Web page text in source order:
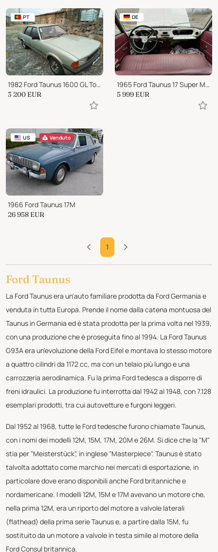
PT
1982 Ford Taunus 1600 GL Touring
3 200 EUR
DE
1965 Ford Taunus 17 Super M/21 Projekt 90%...
5 999 EUR
US Venduto
1966 Ford Taunus 17M
26 958 EUR
1
Ford Taunus
La Ford Taunus era un'auto familiare prodotta da Ford Germania e
venduta in tutta Europa. Prende il nome dalla catena montuosa del
Taunus in Germania ed è stata prodotta per la prima volta nel 1939,
con una produzione che è proseguita fino al 1994. La Ford Taunus
G93A era un'evoluzione della Ford Eifel e montava lo stesso motore
a quattro cilindri da 1172 cc, ma con un telaio più lungo e una
carrozzeria aerodinamica. Fu la prima Ford tedesca a disporre di
freni idraulici. La produzione fu interrotta dal 1942 al 1948, con 7.128
esemplari prodotti, tra cui autovetture e furgoni leggeri.
Dal 1952 al 1968, tutte le Ford tedesche furono chiamate Taunus,
con i nomi dei modelli 12M, 15M, 17M, 20M e 26M. Si dice che la "M"
stia per "Meisterstück", in inglese "Masterpiece". Taunus è stato
talvolta adottato come marchio nei mercati di esportazione, in
particolare dove erano disponibili anche Ford britanniche e
nordamericane. I modelli 12M, 15M e 17M avevano un motore che,
nella prima 12M, era un riporto del motore a valvole laterali
(flathead) della prima serie Taunus e, a partire dalla 15M, fu
sostituito da un motore a valvole in testa simile al motore della
Ford Consul britannica.